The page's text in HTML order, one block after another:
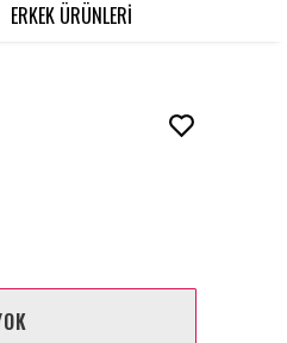
ERKEK ÜRÜNLERİ